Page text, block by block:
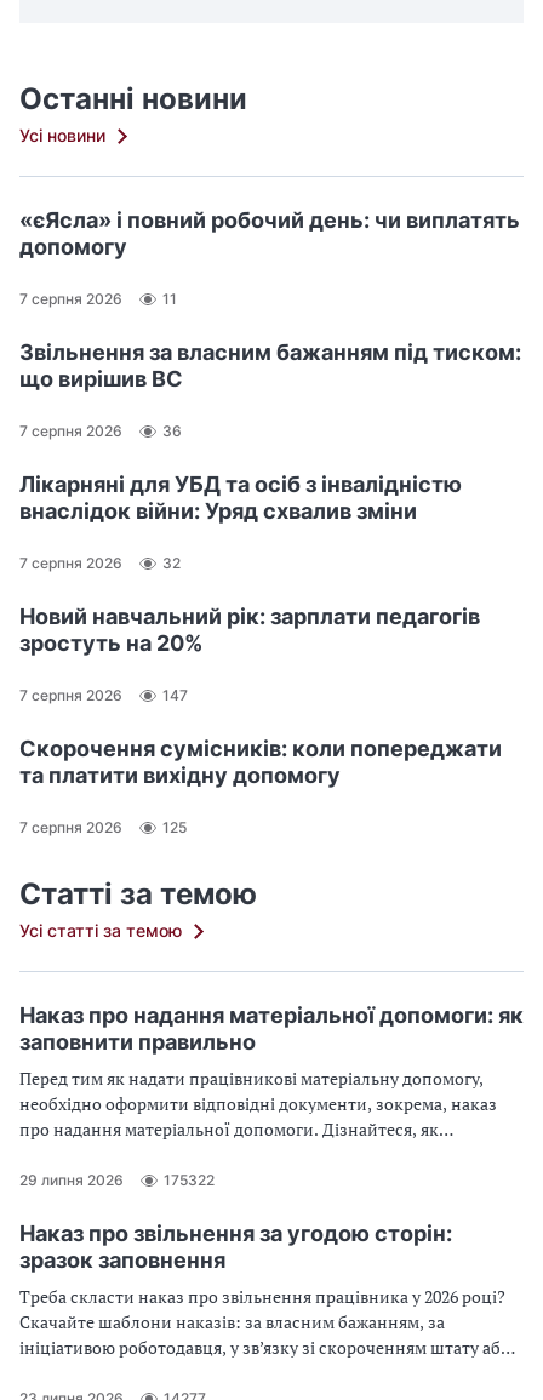
Останні новини
Усі новини
«єЯсла» і повний робочий день: чи виплатять
допомогу
7 серпня 2026 11
Звільнення за власним бажанням під тиском:
що вирішив ВС
7 серпня 2026 36
Лікарняні для УБД та осіб з інвалідністю
внаслідок війни: Уряд схвалив зміни
7 серпня 2026 32
Новий навчальний рік: зарплати педагогів
зростуть на 20%
7 серпня 2026 147
Скорочення сумісників: коли попереджати
та платити вихідну допомогу
7 серпня 2026 125
Статті за темою
Усі статті за темою
Наказ про надання матеріальної допомоги: як
заповнити правильно
Перед тим як надати працівникові матеріальну допомогу,
необхідно оформити відповідні документи, зокрема, наказ
про надання матеріальної допомоги. Дізнайтеся, як
допомоги: на оздоровлення, у зв’язку з сімейними
поховання
29 липня 2026 175322
Наказ про звільнення за угодою сторін:
зразок заповнення
Треба скласти наказ про звільнення працівника у 2026 році?
Скачайте шаблони наказів: за власним бажанням, за
ініціативою роботодавця, у зв’язку зі скороченням штату або